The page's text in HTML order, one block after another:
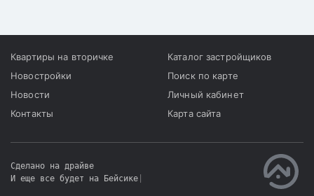
Квартиры на вторичке
Новостройки
Новости
Контакты
Каталог застройщиков
Поиск по карте
Личный кабинет
Карта сайта
Сделано на драйве
И еще все будет на Бейсике